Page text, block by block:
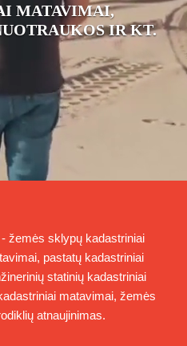
MATAVIMAI,
IR KT.
- žemės sklypų kadastriniai
pastatų kadastriniai
statinių kadastriniai
matavimai, žemės
atnaujinimas.